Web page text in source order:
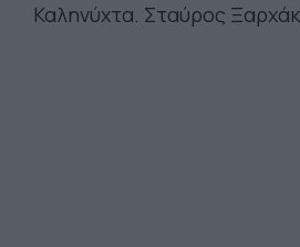
Καληνύχτα. Σταύρος